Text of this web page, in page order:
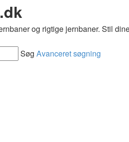
og rigtige jernbaner. Stil
Søg Avanceret søgning